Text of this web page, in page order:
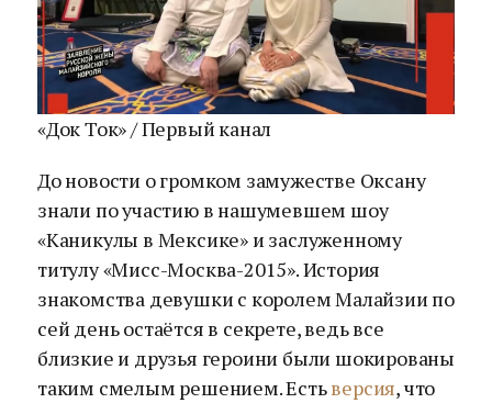
«Док Ток» / Первый канал
До новости о громком замужестве Оксану
знали по участию в нашумевшем шоу
«Каникулы в Мексике» и заслуженному
титулу «Мисс-Москва-2015». История
знакомства девушки с королем Малайзии по
сей день остаётся в секрете, ведь все
близкие и друзья героини были шокированы
таким смелым решением. Естьверсия, что